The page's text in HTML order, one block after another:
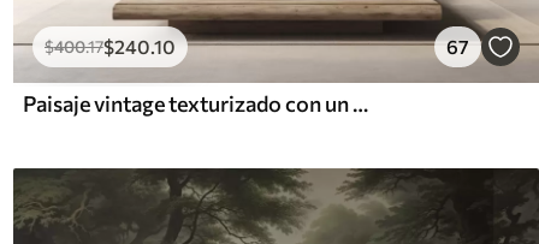
$400.17$240 .10 67
Paisaje vintage texturizado con un árbol cerca de un río y un cielo nublado, arte de la naturaleza en tonos sepia